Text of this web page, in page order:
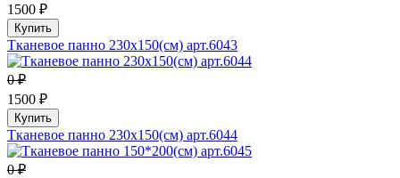
1500 ₽
Купить
Тканевое панно 230х150(см) арт.6043
0 ₽
1500 ₽
Купить
Тканевое панно 230х150(см) арт.6044
0 ₽